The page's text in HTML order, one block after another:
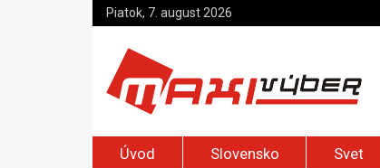
Piatok, 7. august 2026
Úvod Slovensko Svet